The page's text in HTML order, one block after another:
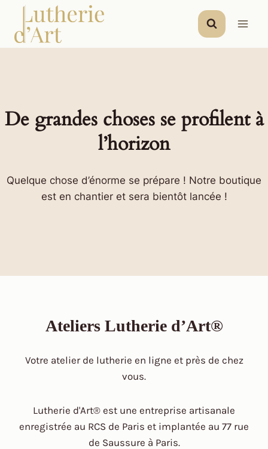
contenu
De grandes choses se profilent à
l’horizon
Quelque chose d’énorme se prépare ! Notre boutique
est en chantier et sera bientôt lancée !
Ateliers Lutherie d’Art®
Votre atelier de lutherie en ligne et près de chez
vous.
Lutherie d'Art® est une entreprise artisanale
enregistrée au RCS de Paris et implantée au 77 rue
de Saussure à Paris.